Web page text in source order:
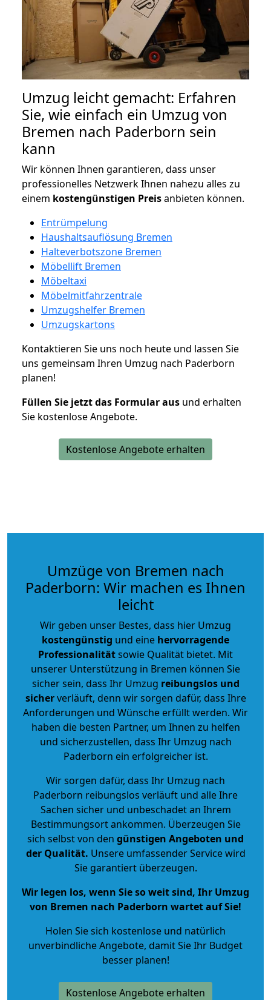
Umzug leicht gemacht: Erfahren
Sie, wie einfach ein Umzug von
Bremen nach Paderborn sein
kann
Wir können Ihnen garantieren, dass unser
professionelles Netzwerk Ihnen nahezu alles zu
einem kostengünstigen Preisanbieten können.
Entrümpelung
Haushaltsauflösung Bremen
Halteverbotszone Bremen
Möbellift Bremen
Möbeltaxi
Möbelmitfahrzentrale
Umzugshelfer Bremen
Umzugskartons
Kontaktieren Sie uns noch heute und lassen Sie
uns gemeinsam Ihren Umzug nach Paderborn
planen!
Füllen Sie jetzt das Formular aus und erhalten
Sie kostenlose Angebote.
Kostenlose Angebote erhalten
Umzüge von Bremen nach
Paderborn: Wir machen es Ihnen
leicht
Wir geben unser Bestes, dass hier Umzug
kostengünstig und eine hervorragende
Professionalitätsowie Qualität bietet. Mit
unserer Unterstützung in Bremen können Sie
sicher sein, dass Ihr Umzug reibungslos und
sicherverläuft, denn wir sorgen dafür, dass Ihre
Anforderungen und Wünsche erfüllt werden. Wir
haben die besten Partner, um Ihnen zu helfen
und sicherzustellen, dass Ihr Umzug nach
Paderborn ein erfolgreicher ist.
Wir sorgen dafür, dass Ihr Umzug nach
Paderborn reibungslos verläuft und alle Ihre
Sachen sicher und unbeschadet an Ihrem
Bestimmungsort ankommen. Überzeugen Sie
sich selbst von den günstigen Angeboten und
der Qualität. Unsere umfassender Service wird
Sie garantiert überzeugen.
Wir legen los, wenn Sie so weit sind, Ihr Umzug
von Bremen nach Paderborn wartet auf Sie!
Holen Sie sich kostenlose und natürlich
unverbindliche Angebote, damit Sie Ihr Budget
besser planen!
Kostenlose Angebote erhalten